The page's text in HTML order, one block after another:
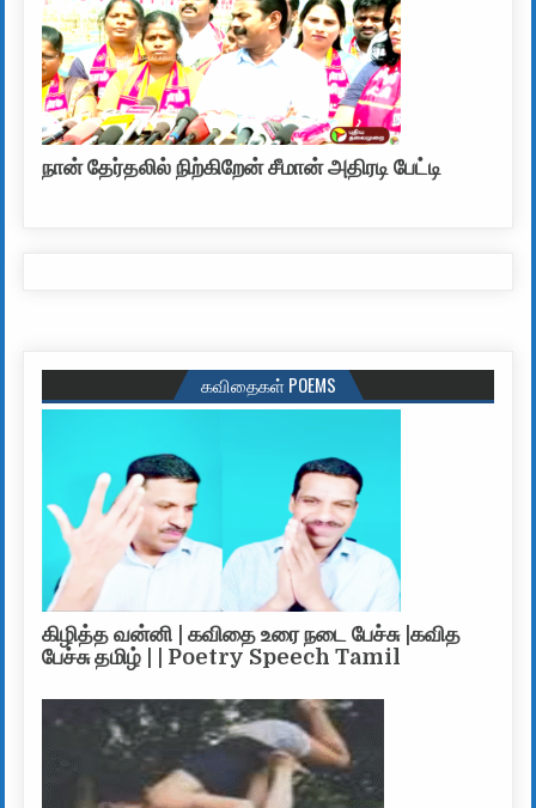
நான் தேர்தலில் நிற்கிறேன் சீமான் அதிரடி பேட்டி
கவிதைகள் POEMS
கிழித்த வன்னி | கவிதை உரை நடை பேச்சு |கவித
பேச்சு தமிழ் | | Poetry Speech Tamil